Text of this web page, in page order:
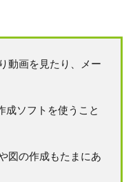
動画を見たり、メー
成ソフトを使うこと
図の作成もたまにあ